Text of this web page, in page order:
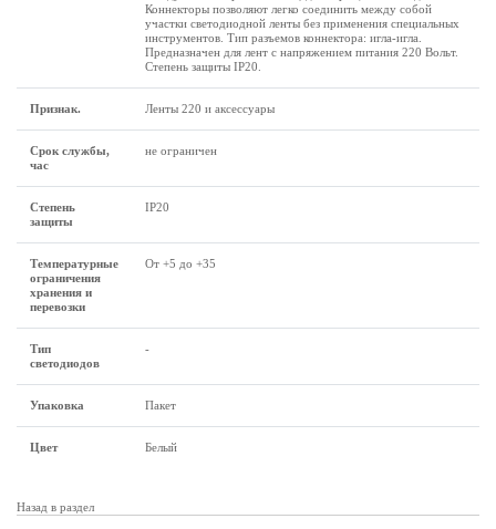
Коннекторы позволяют легко соединить между собой
участки светодиодной ленты без применения специальных
инструментов. Тип разъемов коннектора: игла-игла.
Предназначен для лент с напряжением питания 220 Вольт.
Степень защиты IP20.
Признак. Ленты 220 и аксессуары
Срок службы,
час
не ограничен
Степень
защиты
IP20
Температурные
ограничения
хранения и
перевозки
От +5 до +35
Тип
светодиодов
-
Упаковка Пакет
Цвет Белый
Назад в раздел